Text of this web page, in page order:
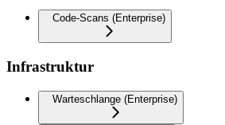
Code-Scans (Enterprise)
Infrastruktur
Warteschlange (Enterprise)